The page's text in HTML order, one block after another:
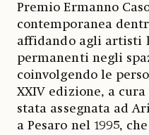
Premio Ermanno
contemporanea
affidando agli artisti
permanenti negli
coinvolgendo le
XXIV edizione, a
stata assegnata ad
a Pesaro nel 1995,